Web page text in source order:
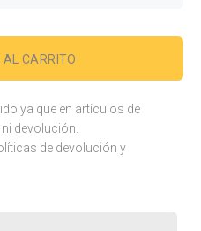
CARRITO
ya que en artículos de
devolución.
de devolución y